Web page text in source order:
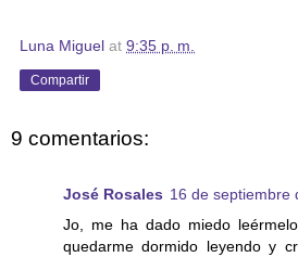
Luna Miguel at 9:35 p. m.
Compartir
9 comentarios:
José Rosales 16 de septiembre
Jo, me ha dado miedo
quedarme dormido leyendo y